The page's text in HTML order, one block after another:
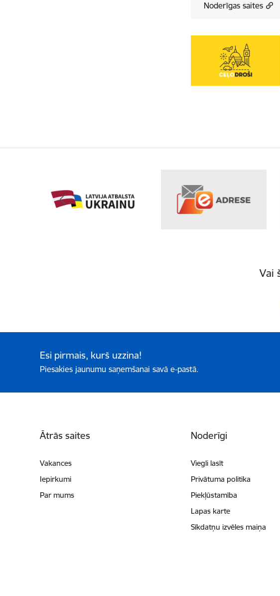
Noderīgas saites
Vai
Esi pirmais, kurš uzzina!
Piesakies jaunumu saņemšanai savā e-pastā.
Ātrās saites
Vakances
Iepirkumi
Par mums
Noderīgi
Viegli lasīt
Privātuma politika
Piekļūstamība
Lapas karte
Sīkdatņu izvēles maiņa